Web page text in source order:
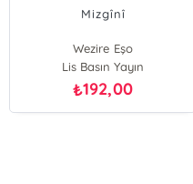
Mizgînî
Wezire Eşo
Lis Basın Yayın
₺192,00